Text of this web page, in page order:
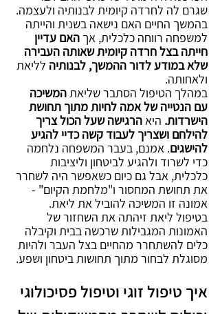
שגרם לה לחרדה קיומית לבנותיה ולעצמה.
בהמשך החיים האם נישאה בשנית והייתה
למשפחה רווחה כלכלית, אך האם עדיין
חייתה בצל חרדה קיומית שאותה העבירה
שלא במודע לדור ההמשך, לבנותיה לליאת
ולאחותה.
במהלך הטיפול הסתבר שליאת המשיכה
עם הנטייה של אמה לחיות מתוך תחושת
הישרדות. היא הרגישה שעל הכול צריך
להילחם ושצריך לעבוד קשה כדיי להגיע
להישגים. אמנם, בעבר המשפחה נלחמה
כדי לשרוד ולהגיע לביטחון וליציבות
כלכלית, אבל גם כיום כשאפשר היה לשחרר
את תחושת המחסור ו"מלחמת הקיום" -
אמונה זו המשיכה להוביל את ליאת.
בטיפול ליאת זיהתה את השחזור של
האמונות המגבילות שרכשה בבית וקיבלה
כלים להשתחרר מהחיים בצל העבר ולהיות
מסוגלת לבחור מתוך תחושות ביטחון ושפע.
איך טיפול זוגי וטיפול פסיכולוגי